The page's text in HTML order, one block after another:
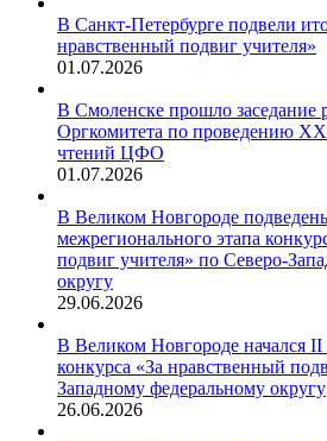
В Санкт-Петербурге подвели
нравственный подвиг учителя»
01.07.2026
В Смоленске прошло заседание
Оргкомитета по проведению
чтений ЦФО
01.07.2026
В Великом Новгороде
межрегионального этапа
подвиг учителя» по Северо-
округу
29.06.2026
В Великом Новгороде начался
конкурса «За нравственный
Западному федеральному округу
26.06.2026